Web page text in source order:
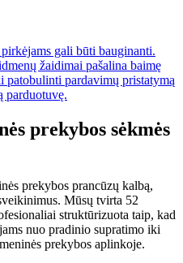
gali būti bauginanti.
žaidimai pašalina baimę
patobulinti pardavimų pristatymą
parduotuvę.
prekybos sėkmės
prekybos prancūzų kalbą,
Mūsų tvirta 52
struktūrizuota taip, kad
nuo pradinio supratimo iki
prekybos aplinkoje.